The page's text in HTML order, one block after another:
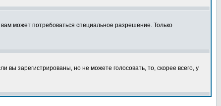
может потребоваться специальное разрешение. Только
вы зарегистрированы, но не можете голосовать, то, скорее всего, у